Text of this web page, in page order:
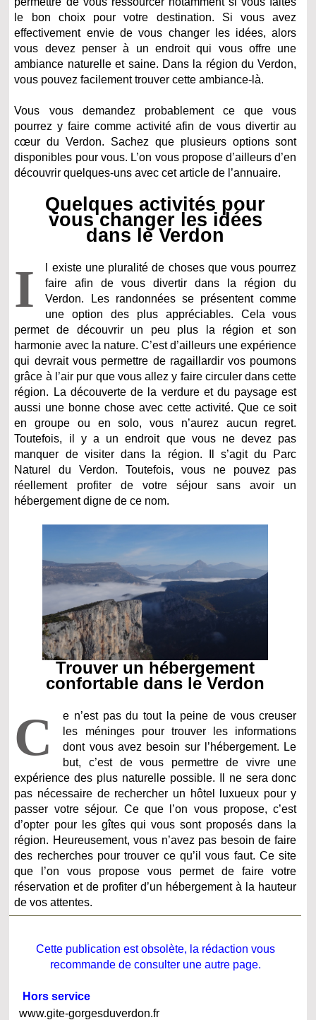
le bon choix pour votre destination. Si vous avez
effectivement envie de vous changer les idées, alors
vous devez penser à un endroit qui vous offre une
ambiance naturelle et saine. Dans la région du Verdon,
vous pouvez facilement trouver cette ambiance-là.
Vous vous demandez probablement ce que vous
pourrez y faire comme activité afin de vous divertir au
cœur du Verdon. Sachez que plusieurs options sont
disponibles pour vous. L’on vous propose d’ailleurs d’en
découvrir quelques-uns avec cet article de l’annuaire.
Quelques activités pour
vous changer les idées
dans le Verdon
I
l existe une pluralité de choses que vous pourrez
faire afin de vous divertir dans la région du
Verdon. Les randonnées se présentent comme
une option des plus appréciables. Cela vous
permet de découvrir un peu plus la région et son
harmonie avec la nature. C’est d’ailleurs une expérience
qui devrait vous permettre de ragaillardir vos poumons
grâce à l’air pur que vous allez y faire circuler dans cette
région. La découverte de la verdure et du paysage est
aussi une bonne chose avec cette activité. Que ce soit
en groupe ou en solo, vous n’aurez aucun regret.
Toutefois, il y a un endroit que vous ne devez pas
manquer de visiter dans la région. Il s’agit du Parc
Naturel du Verdon. Toutefois, vous ne pouvez pas
réellement profiter de votre séjour sans avoir un
hébergement digne de ce nom.
Trouver un hébergement
confortable dans le Verdon
C
e n’est pas du tout la peine de vous creuser
les méninges pour trouver les informations
dont vous avez besoin sur l’hébergement. Le
but, c’est de vous permettre de vivre une
expérience des plus naturelle possible. Il ne sera donc
pas nécessaire de rechercher un hôtel luxueux pour y
passer votre séjour. Ce que l’on vous propose, c’est
d’opter pour les gîtes qui vous sont proposés dans la
région. Heureusement, vous n’avez pas besoin de faire
des recherches pour trouver ce qu’il vous faut. Ce site
que l’on vous propose vous permet de faire votre
réservation et de profiter d’un hébergement à la hauteur
de vos attentes.
Cette publication est obsolète, la rédaction vous
recommande de consulter une autre page.
Hors service
www.gite-gorgesduverdon.fr